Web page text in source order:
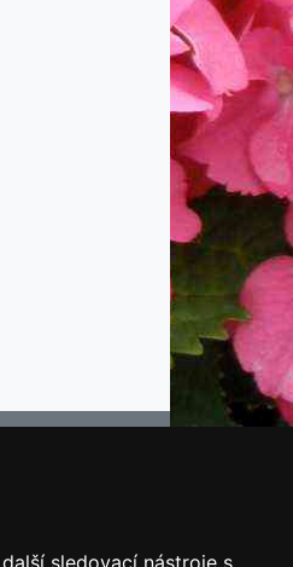
sledovací nástroje s